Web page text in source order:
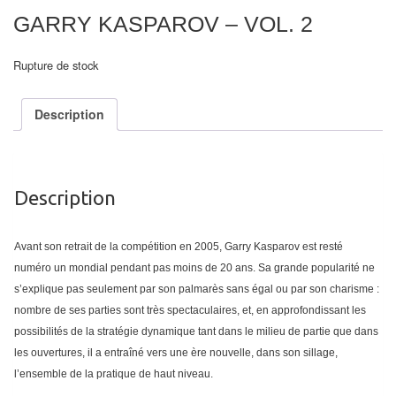
pour
d'échecs
Livres
en
anglais
Livres
en
français
GARRY KASPAROV – VOL. 2
Rupture de stock
Description
Description
Avant son retrait de la compétition en 2005, Garry Kasparov est resté
numéro un mondial pendant pas moins de 20 ans. Sa grande popularité ne
s’explique pas seulement par son palmarès sans égal ou par son charisme :
nombre de ses parties sont très spectaculaires, et, en approfondissant les
possibilités de la stratégie dynamique tant dans le milieu de partie que dans
les ouvertures, il a entraîné vers une ère nouvelle, dans son sillage,
l’ensemble de la pratique de haut niveau.